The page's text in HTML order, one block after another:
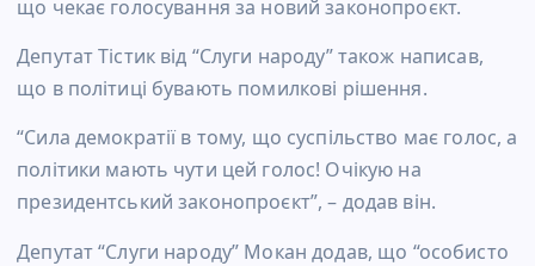
що чекає голосування за новий законопроєкт.
Депутат Тістик від “Слуги народу” також написав,
що в політиці бувають помилкові рішення.
“Сила демократії в тому, що суспільство має голос, а
політики мають чути цей голос! Очікую на
президентський законопроєкт”, – додав він.
Депутат “Слуги народу” Мокан додав, що “особисто